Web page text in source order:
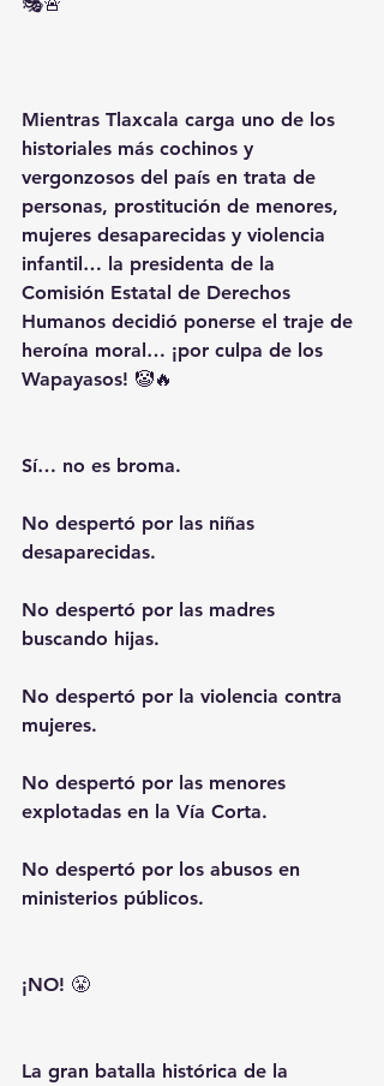
Mientras Tlaxcala carga uno de los
historiales más cochinos y
vergonzosos del país en trata de
personas, prostitución de menores,
mujeres desaparecidas y violencia
infantil… la presidenta de la
Comisión Estatal de Derechos
Humanos decidió ponerse el traje de
heroína moral… ¡por culpa de los
Wapayasos! 🤡🔥
Sí… no es broma.
No despertó por las niñas
desaparecidas.
No despertó por las madres
buscando hijas.
No despertó por la violencia contra
mujeres.
No despertó por las menores
explotadas en la Vía Corta.
No despertó por los abusos en
ministerios públicos.
¡NO! 😤
La gran batalla histórica de la